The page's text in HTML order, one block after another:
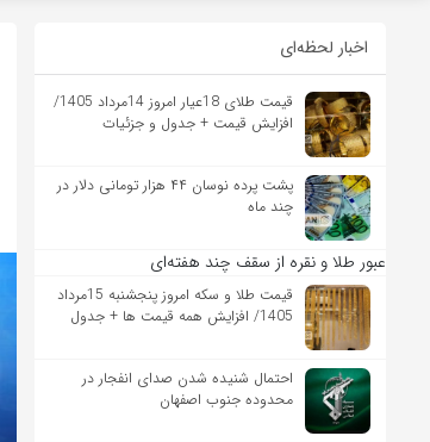
اخبار لحظه‌ای
قیمت طلای 18عیار امروز 14مرداد 1405/
افزایش قیمت + جدول و جزئیات
پشت پرده نوسان ۴۴ هزار تومانی دلار در
چند ماه
عبور طلا و نقره از سقف چند هفته‌ای
قیمت طلا و سکه امروز پنجشنبه 15مرداد
1405/ افزایش همه قیمت ها + جدول
احتمال شنیده شدن صدای انفجار در
محدوده جنوب اصفهان